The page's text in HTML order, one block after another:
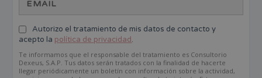
Autorizo el tratamiento de mis datos de contacto y
acepto la política de privacidad.
Te informamos que el responsable del tratamiento es Consultorio
Dexeus, S.A.P. Tus datos serán tratados con la finalidad de hacerte
llegar periódicamente un boletín con información sobre la actividad,